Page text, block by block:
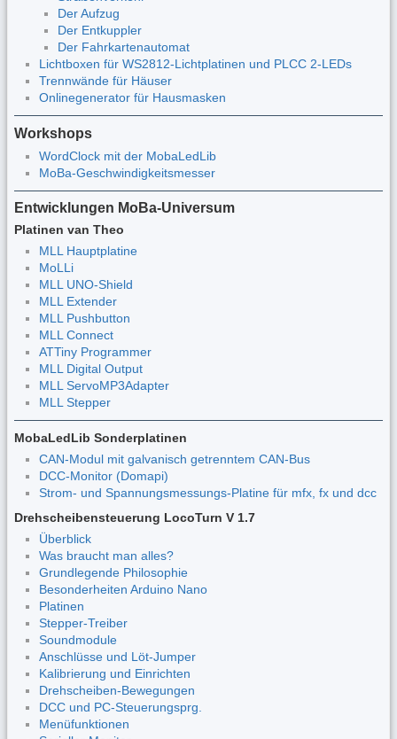
Der Aufzug
Der Entkuppler
Der Fahrkartenautomat
Lichtboxen für WS2812-Lichtplatinen und PLCC 2-LEDs
Trennwände für Häuser
Onlinegenerator für Hausmasken
Workshops
WordClock mit der MobaLedLib
MoBa-Geschwindigkeitsmesser
Entwicklungen MoBa-Universum
Platinen van Theo
MLL Hauptplatine
MoLLi
MLL UNO-Shield
MLL Extender
MLL Pushbutton
MLL Connect
ATTiny Programmer
MLL Digital Output
MLL ServoMP3Adapter
MLL Stepper
MobaLedLib Sonderplatinen
CAN-Modul mit galvanisch getrenntem CAN-Bus
DCC-Monitor (Domapi)
Strom- und Spannungsmessungs-Platine für mfx, fx und dcc
Drehscheibensteuerung LocoTurn V 1.7
Überblick
Was braucht man alles?
Grundlegende Philosophie
Besonderheiten Arduino Nano
Platinen
Stepper-Treiber
Soundmodule
Anschlüsse und Löt-Jumper
Kalibrierung und Einrichten
Drehscheiben-Bewegungen
DCC und PC-Steuerungsprg.
Menüfunktionen